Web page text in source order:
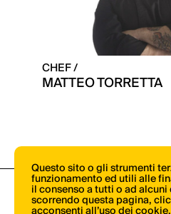
CHEF /
MATTEO TORRETTA
Questo sito o gli strumenti
funzionamento ed utili alle
il consenso a tutti o ad
scorrendo questa pagina,